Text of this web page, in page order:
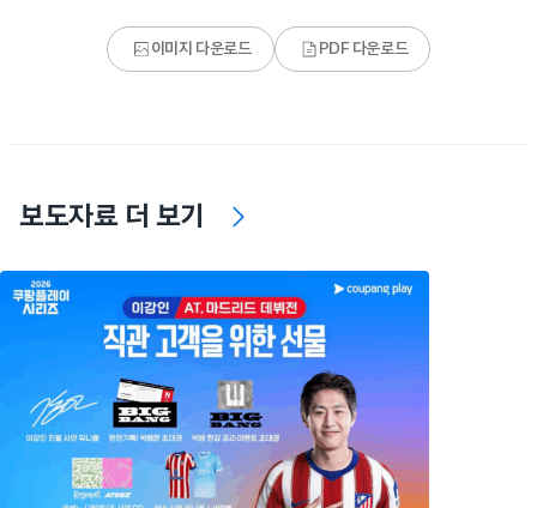
이미지 다운로드 PDF 다운로드
보도자료 더 보기